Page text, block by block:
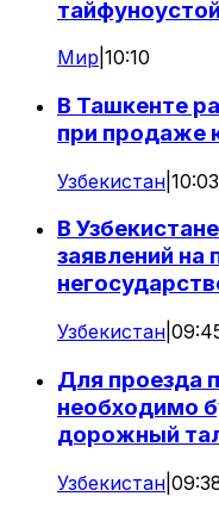
Мир 10:10
В Ташкенте
при продаже
Узбекистан 10:03
В
заявлений на
Узбекистан
Для проезда
необходимо
дорожный
Узбекистан